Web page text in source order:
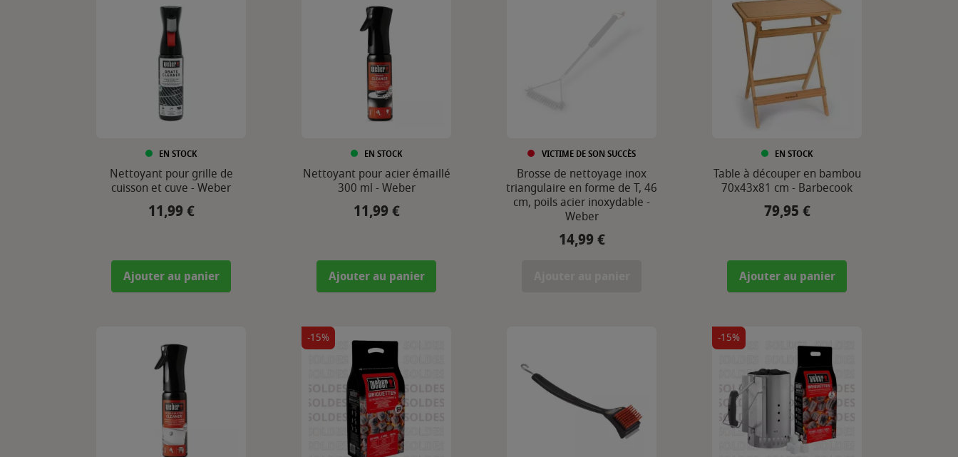
EN STOCK
Nettoyant pour grille de
cuisson et cuve - Weber
Prix
11,99 €
Ajouter au panier
EN STOCK
Nettoyant pour acier émaillé
300 ml - Weber
Prix
11,99 €
Ajouter au panier
VICTIME DE SON SUCCÈS
Brosse de nettoyage inox
triangulaire en forme de T, 46
cm, poils acier inoxydable -
Weber
Prix
14,99 €
EN STOCK
Table à découper en bambou
70x43x81 cm - Barbecook
Prix
79,95 €
Ajouter au panier
-15% -15%